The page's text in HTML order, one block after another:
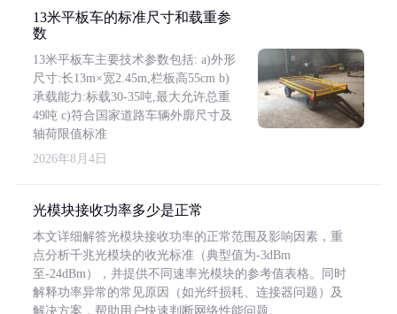
13米平板车的标准尺寸和载重参
数
13米平板车主要技术参数包括: a)外形
尺寸:长13m×宽2.45m,栏板高55cm b)
承载能力:标载30-35吨,最大允许总重
49吨 c)符合国家道路车辆外廓尺寸及
轴荷限值标准
2026年8月4日
光模块接收功率多少是正常
本文详细解答光模块接收功率的正常范围及影响因素，重
点分析千兆光模块的收光标准（典型值为-3dBm
至-24dBm），并提供不同速率光模块的参考值表格。同时
解释功率异常的常见原因（如光纤损耗、连接器问题）及
解决方案，帮助用户快速判断网络性能问题。